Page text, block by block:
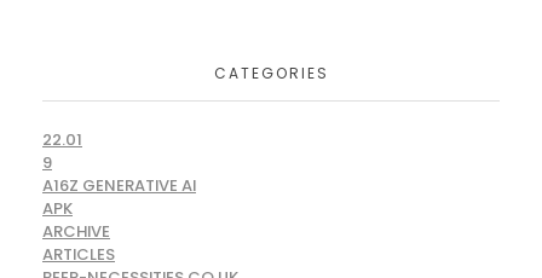
CATEGORIES
22.01
9
A16Z GENERATIVE AI
APK
ARCHIVE
ARTICLES